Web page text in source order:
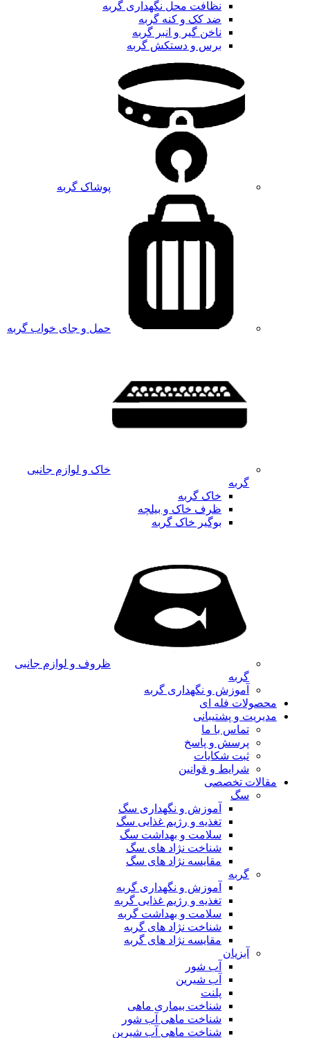
نظافت محل نگهداری گربه
ضد کک و کنه گربه
ناخن گیر و انبر گربه
برس و دستکش گربه
پوشاک گربه
حمل و جای خواب گربه
خاک و لوازم جانبی
گربه
خاک گربه
ظرف خاک و بیلچه
بوگیر خاک گربه
ظروف و لوازم جانبی
گربه
آموزش و نگهداری گربه
محصولات فله ای
مدیریت و پشتیبانی
تماس با ما
پرسش و پاسخ
ثبت شکایات
شرایط و قوانین
مقالات تخصصی
سگ
آموزش و نگهداری سگ
تغذیه و رژیم غذایی سگ
سلامت و بهداشت سگ
شناخت نژاد های سگ
مقایسه نژاد های سگ
گربه
آموزش و نگهداری گربه
تغذیه و رژیم غذایی گربه
سلامت و بهداشت گربه
شناخت نژاد های گربه
مقایسه نژاد های گربه
آبزیان
آب شور
آب شیرین
پلنت
شناخت بیماری ماهی
شناخت ماهی آب شور
شناخت ماهی آب شیرین